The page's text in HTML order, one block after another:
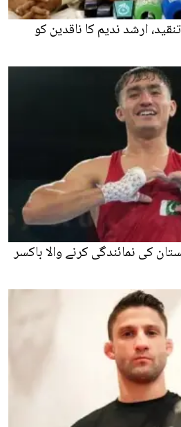
ارشد ندیم کا ناقدین کو
کی نمائندگی کرنے والا باکسر